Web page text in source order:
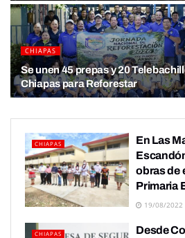
CHIAPAS
Se unen 45 prepas y 20
Chiapas para Reforestar
CHIAPAS
En Las
obras de
Primaria
19/08/2022
CHIAPAS
Desde